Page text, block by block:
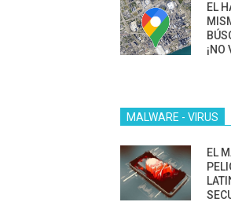
EL
¡NO
MALWARE - VIRUS
EL